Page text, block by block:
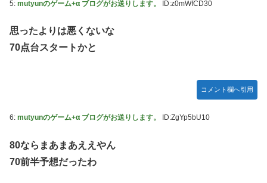
5: mutyunのゲーム+α ブログがお送りします。 ID:z0mWfCD30
思ったよりは悪くないな
70点台スタートかと
コメント欄へ引用
6: mutyunのゲーム+α ブログがお送りします。 ID:ZgYp5bU10
80ならまあまあええやん
70前半予想だったわ